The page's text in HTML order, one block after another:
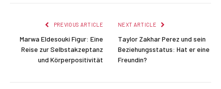
PREVIOUS ARTICLE
Marwa Eldesouki Figur: Eine
Reise zur Selbstakzeptanz
und Körperpositivität
NEXT ARTICLE
Taylor Zakhar Perez und sein
Beziehungsstatus: Hat er eine
Freundin?